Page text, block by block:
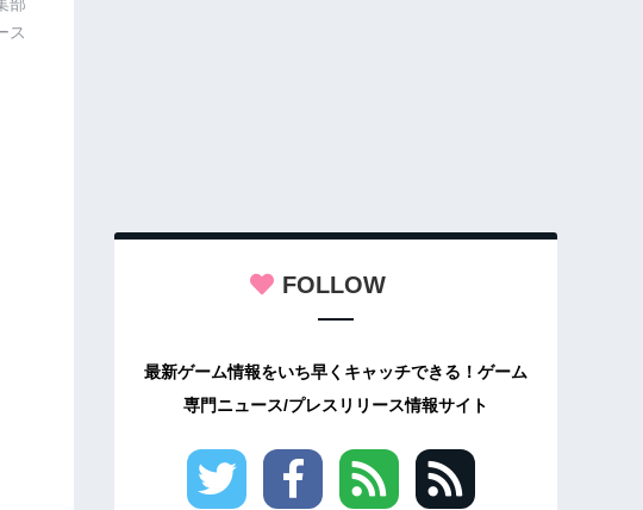
部
ス
FOLLOW
最新ゲーム情報をいち早くキャッチできる！ゲーム
専門ニュース/プレスリリース情報サイト